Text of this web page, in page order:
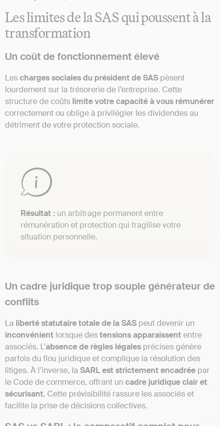
Les limites de la SAS qui poussent à la
transformation
Un coût de fonctionnement élevé
Lescharges sociales du président de SAS pèsent
lourdement sur la trésorerie de l’entreprise. Cette
structure de coûts limite votre capacité à vous rémunérer
correctement ou oblige à privilégier les dividendes au
détriment de votre protection sociale.
Résultat : un arbitrage permanent entre
rémunération et protection qui fragilise votre
situation personnelle.
Un cadre juridique trop souple générateur de
conflits
La liberté statutaire totale de la SAS peut devenir un
inconvénient lorsque destensions apparaissententre
associés. L’absence de règles légales précises génère
parfois du flou juridique et complique la résolution des
litiges. À l’inverse, la SARL est strictement encadrée par
le Code de commerce, offrant un cadre juridique clair et
sécurisant. Cette prévisibilité rassure les associés et
facilite la prise de décisions collectives.